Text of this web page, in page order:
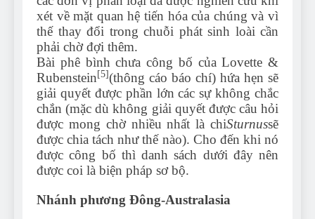
xét về mặt quan hệ tiến hóa của chúng và vì
thế thay đổi trong chuỗi phát sinh loài cần
phải chờ đợi thêm.
Bài phê bình chưa công bố của Lovette &
Rubenstein [5](thông cáo báo chí) hứa hẹn sẽ
giải quyết được phần lớn các sự không chắc
chắn (mặc dù không giải quyết được câu hỏi
được mong chờ nhiều nhất là chiSturnussẽ
được chia tách như thế nào). Cho đến khi nó
được công bố thì danh sách dưới đây nên
được coi là biện pháp sơ bộ.
Nhánh phương Đông-Australasia